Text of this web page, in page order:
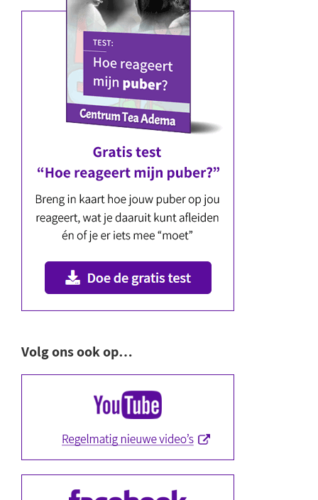
Volg ons ook op…